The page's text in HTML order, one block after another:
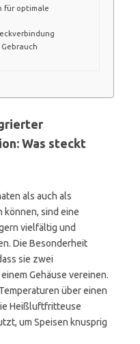
für optimale
Was steckt
als auch als
sind eine
vielfältig und
Die Besonderheit
sie zwei
Gehäuse vereinen.
über einen
Heißluftfritteuse
um Speisen knusprig